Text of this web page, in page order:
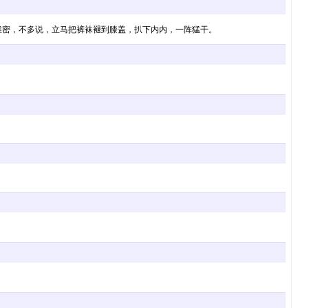
，不多说，立马把裤袜褪到膝盖，扒下内内，一阵猛干。